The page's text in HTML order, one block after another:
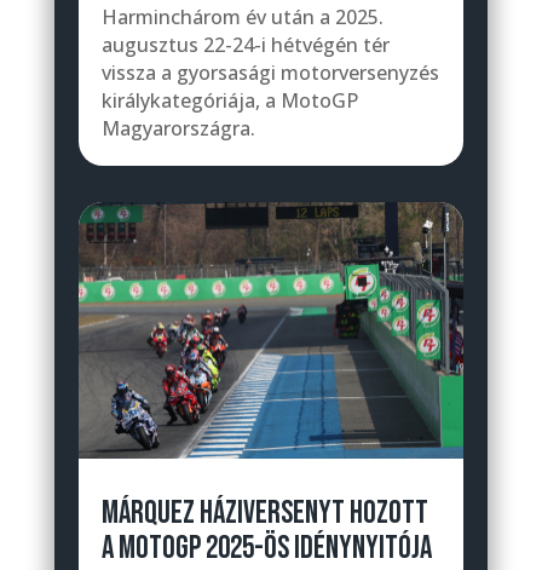
Harminchárom év után a 2025.
augusztus 22-24-i hétvégén tér
vissza a gyorsasági motorversenyzés
királykategóriája, a MotoGP
Magyarországra.
MÁRQUEZ HÁZIVERSENYT HOZOTT
A MOTOGP 2025-ÖS IDÉNYNYITÓJA